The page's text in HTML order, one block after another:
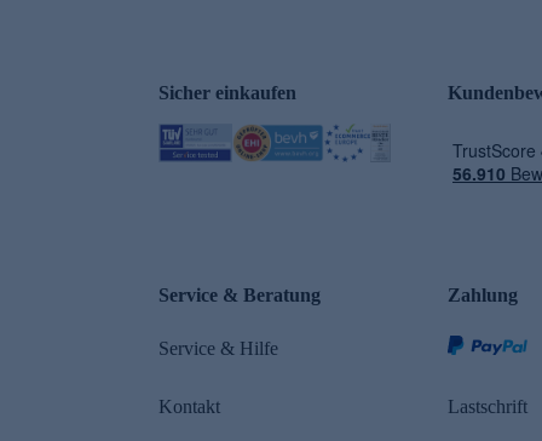
Sicher einkaufen
Service & Beratung
Service & Hilfe
Kontakt
Zahlung
Lastschrift